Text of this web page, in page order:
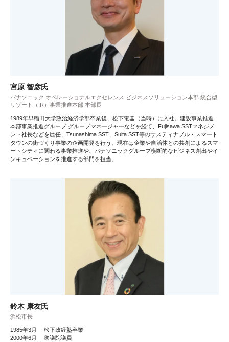
宮原 智彦氏
パナソニック オペレーショナルエクセレンス ビジネスソリューション本部 統合型
リゾート（IR）事業推進本部 本部長
1989年早稲田大学政治経済学部卒業後、松下電器（当時）に入社。建設事業推進
本部事業推進グループ グループマネージャーなどを経て、Fujisawa SSTマネジメ
ント社長などを歴任、Tsunashima SST、Suita SST等のサスティナブル・スマート
タウンの街づくり事業の企画開発を行う。現在は企業や自治体との共創によるスマ
ートシティに関わる事業推進や、パナソニックグループ横断的なビジネス創出やイ
ンキュベーションを推進する部門を担当。
鈴木 康友氏
浜松市長
1985年3月 松下政経塾卒業
2000年6月 衆議院議員